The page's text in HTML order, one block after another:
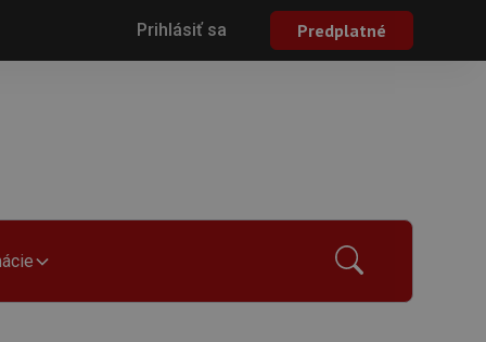
Prihlásiť sa Predplatné